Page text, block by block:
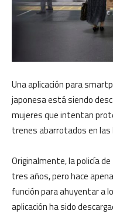
Una aplicación para
japonesa está siendo
mujeres que intentan
trenes abarrotados en las
Originalmente, la policía
tres años, pero hace
función para ahuyentar a
aplicación ha sido